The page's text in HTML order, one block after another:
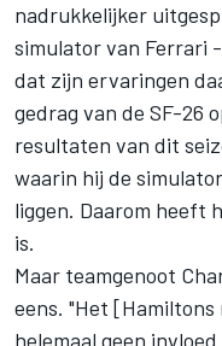
nadrukkelijker
simulator van Ferrari
dat zijn ervaringen
gedrag van de SF-26
resultaten van dit
waarin hij de
liggen. Daarom heeft
is.
Maar teamgenoot
eens. "Het
helemaal geen